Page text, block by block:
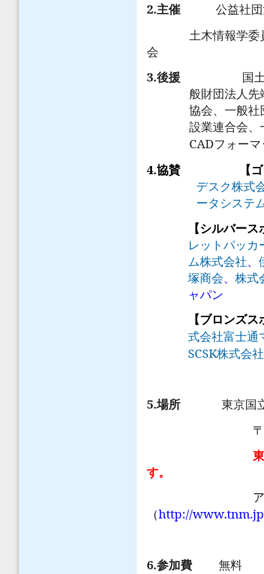
2.主催
公益社
土木情報学
会
3.後援
国
般財団法人
協会、一般社
設業連合会、
CADフォー
4.協賛
【
デスク株式
ータシステ
【シルバー
レットパッカ
ム株式会社、
塚商会、 株式
ャパン
【ブロンズ
式会社富士通
SCSK株式会社
5.場所
東京国
〒
す。
アク
（http://
6.参加費 無料